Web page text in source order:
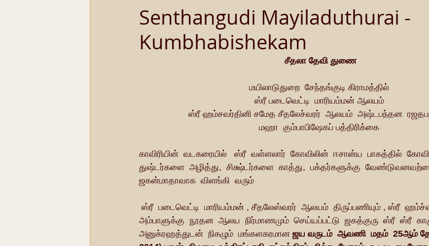
Senthangudi Mayiladuthurai -
Kumbhabishekam
சீதலா தேவி துணை
மயிலாடுதுறை  சேந்தங்குடி கிராமத்தில்
ஸ்ரீ படைவெட்டி  மாரியம்மன் ஆலயம்
ஸ்ரீ ஹம்சவர்தினி சமேத சீதலேச்வரர்  ஆலயம்  அஷ்டபந்தன
மஹா  கும்பாபிஷேகப் பத்திரிக்கை
காவிரியின்  வடகரையில்   ஸ்ரீ  வள்ளலார்  கோவிலின்  ஈசான்ய  பாகத்தில்
துஷ்டர்களை  அழித்து,  சிக்ஷ்டர்களை  காத்து,  பக்தர்களுக்கு
ஜகன்மாதாவாக  விளங்கி  வரும்
அம்பாளுக்கு  நூதன  ஆலய  நிர்மாணமும்  செய்யப்பட்டு  ஜகத்குரு  ஸ்ரீ  ஸ்ரீ
அனுக்ரஹத்துடன்  நிகழும்  மங்களகரமான ஜய வருடம்  ஆவணி  மதம்  25ஆம்